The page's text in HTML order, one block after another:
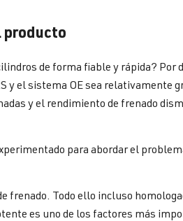
producto
de forma fiable y rápida? Por
y el sistema OE sea relativamente
y el rendimiento de frenado
para abordar el
frenado. Todo ello incluso
es uno de los factores más